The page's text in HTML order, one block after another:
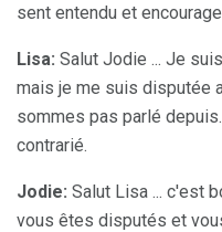
sent entendu et
Lisa: Salut Jodie ... Je
mais je me suis disputée
sommes pas parlé
contrarié.
Jodie: Salut Lisa ... c'est
vous êtes disputés et